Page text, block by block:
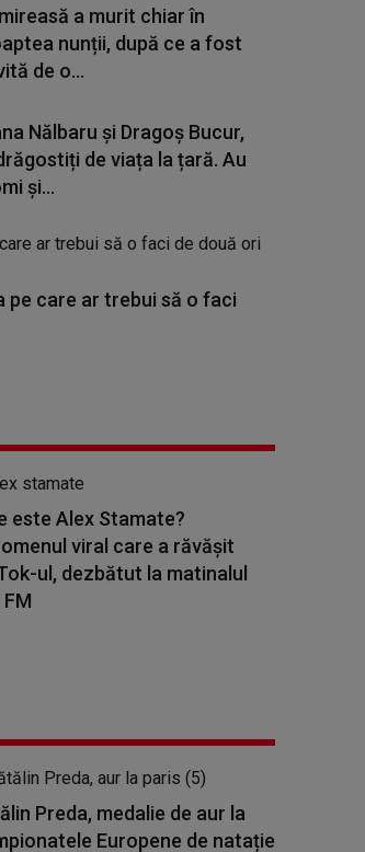
a murit chiar în
nunții, după ce a fost
de o...
Nălbaru și Dragoș Bucur,
de viața la țară. Au
și...
care ar trebui să o faci
este Alex Stamate?
viral care a răvășit
ul, dezbătut la matinalul
FM
Preda, medalie de aur la
Europene de natație